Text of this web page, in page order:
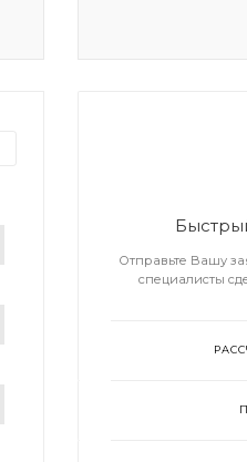
Отправьте Вашу
специалисты